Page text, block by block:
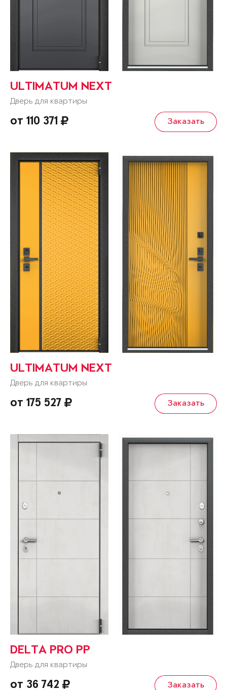
ULTIMATUM NEXT
Дверь для квартиры
от 110 371 Заказать
ULTIMATUM NEXT
Дверь для квартиры
от 175 527 Заказать
DELTA PRO PP
Дверь для квартиры
от 36 742 Заказать